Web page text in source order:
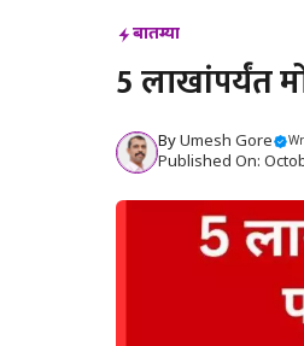
बातम्या
5 लाखांपर्यंत
ByUmesh Gore
Published On: